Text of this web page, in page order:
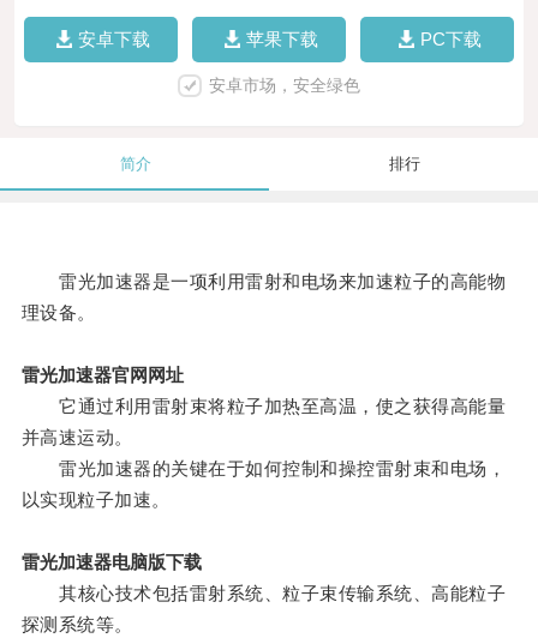
安卓下载 苹果下载 PC下载
安卓市场，安全绿色
简介 排行
雷光加速器是一项利用雷射和电场来加速粒子的高能物
理设备。
雷光加速器官网网址
它通过利用雷射束将粒子加热至高温，使之获得高能量
并高速运动。
雷光加速器的关键在于如何控制和操控雷射束和电场，
以实现粒子加速。
雷光加速器电脑版下载
其核心技术包括雷射系统、粒子束传输系统、高能粒子
探测系统等。